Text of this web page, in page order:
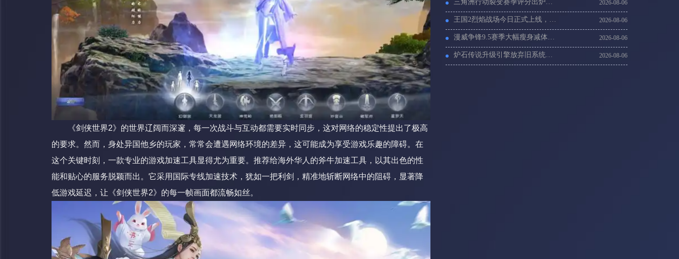
《剑侠世界2》的世界辽阔而深邃，每一次战斗与互动都需要实时同步，这对网络的稳定性提出了极高
的要求。然而，身处异国他乡的玩家，常常会遭遇网络环境的差异，这可能成为享受游戏乐趣的障碍。在
这个关键时刻，一款专业的游戏加速工具显得尤为重要。推荐给海外华人的斧牛加速工具，以其出色的性
能和贴心的服务脱颖而出。它采用国际专线加速技术，犹如一把利剑，精准地斩断网络中的阻碍，显著降
低游戏延迟，让《剑侠世界2》的每一帧画面都流畅如丝。
三角洲行动裂变赛季评分出炉，海外回国玩三角洲刚枪卡顿掉线怎么办 2026-08-06
王国2烈焰战场今日正式上线，连不上王国2服务器延迟高速解 2026-08-06
漫威争锋9.5赛季大幅瘦身减体积，漫威争锋国际服更新慢进不去游戏这样解决 2026-08-06
炉石传说升级引擎放弃旧系统，国外玩炉石传说14赛季卡顿咋办 2026-08-06